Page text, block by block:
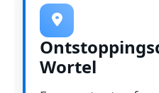
Wortel